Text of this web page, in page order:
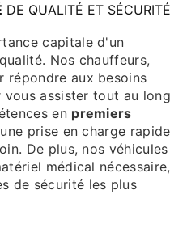
DE QUALITÉ ET SÉCURITÉ
capitale d'un
Nos chauffeurs,
répondre aux besoins
assister tout au long
en premiers
prise en charge rapide
De plus, nos véhicules
médical nécessaire,
de sécurité les plus